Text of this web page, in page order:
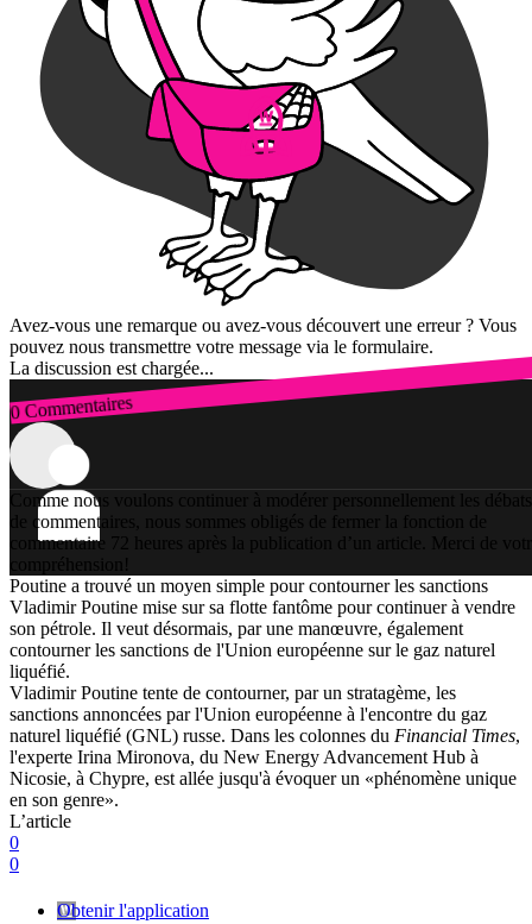
Avez-vous une remarque ou avez-vous découvert une erreur ? Vous
pouvez nous transmettre votre message via le formulaire.
La discussion est chargée...
0 Commentaires
Connexion
Comme nous voulons continuer à modérer personnellement les débats
de commentaires, nous sommes obligés de fermer la fonction de
commentaire 72 heures après la publication d’un article. Merci de
compréhension!
Poutine a trouvé un moyen simple pour contourner les sanctions
Vladimir Poutine mise sur sa flotte fantôme pour continuer à vendre
son pétrole. Il veut désormais, par une manœuvre, également
contourner les sanctions de l'Union européenne sur le gaz naturel
liquéfié.
Vladimir Poutine tente de contourner, par un stratagème, les
sanctions annoncées par l'Union européenne à l'encontre du gaz
naturel liquéfié (GNL) russe. Dans les colonnes du Financial Times,
l'experte Irina Mironova, du New Energy Advancement Hub à
Nicosie, à Chypre, est allée jusqu'à évoquer un «phénomène unique
en son genre».
L’article
0
0
Obtenir l'application